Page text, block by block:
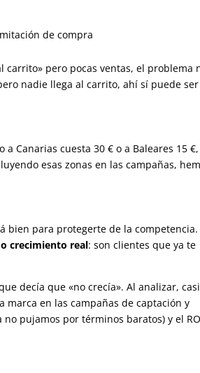
de compra
carrito» pero pocas ventas, el problema
nadie llega al carrito, ahí sí puede
Canarias cuesta 30 € o a Baleares 15 €,
esas zonas en las campañas,
bien para protegerte de la competencia.
crecimiento real: son clientes que ya te
decía que «no crecía». Al analizar, casi
marca en las campañas de captación y
pujamos por términos baratos) y el